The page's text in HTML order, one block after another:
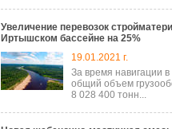
Увеличение перевозок
Иртышском бассейне на 25%
19.01.2021 г.
За время навигации
общий объем
8 028 400 тонн...